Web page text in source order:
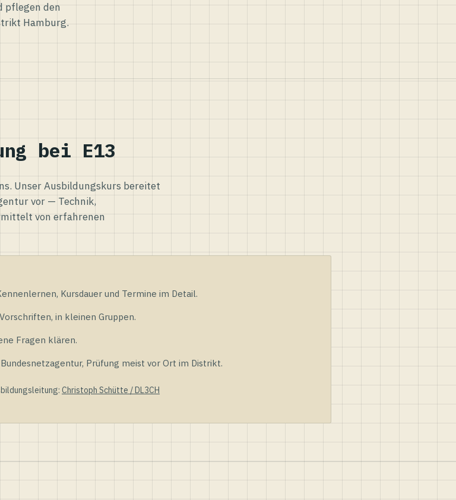
pflegen den
Hamburg.
bei E13
Unser Ausbildungskurs bereitet
vor — Technik,
von erfahrenen
Kursdauer und Termine im Detail.
in kleinen Gruppen.
Fragen klären.
Prüfung meist vor Ort im Distrikt.
Christoph Schütte / DL3CH